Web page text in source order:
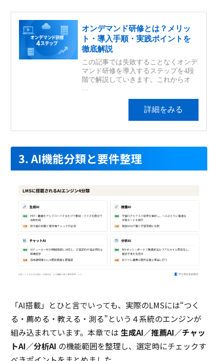
3. AI機能分類と要件整理
「AI搭載」とひと言でいっても、実際のLMSには“つく
る・薦める・教える・測る”という４系統のエンジンが
組み込まれています。本章では生成AI／推薦AI／チャッ
トAI／分析AI の機能範囲を整理し、選定時にチェックす